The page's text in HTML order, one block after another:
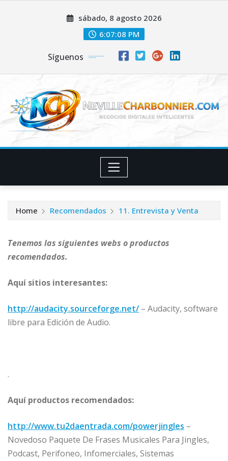
sábado, 8 agosto 2026
6:07:08 PM
Síguenos
Home Recomendados 11. Entrevista y Venta
Tenemos las siguientes webs o productos
recomendados.
Aquí sitios interesantes:
http://audacity.sourceforge.net/ – Audacity, software
libre para Edición de Audio.
.
Aquí productos recomendados:
http://www.tu2daentrada.com/powerjingles –
Novedoso Paquete De Frases Musicales Para Jingles,
Podcast, Perifoneo, Infomerciales, Sistemas